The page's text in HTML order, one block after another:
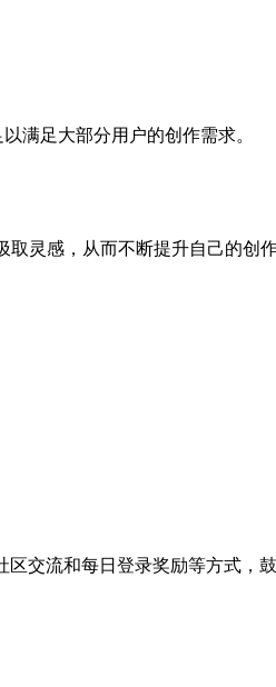
满足大部分用户的创作需求。
灵感，从而不断提升自己的创作
交流和每日登录奖励等方式，